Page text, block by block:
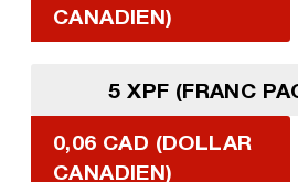
CANADIEN)
5 XPF (FRANC
0,06 CAD (DOLLAR
CANADIEN)